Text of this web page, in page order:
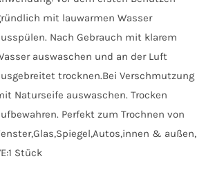
mit lauwarmen Wasser
Nach Gebrauch mit klarem
auswaschen und an der Luft
trocknen.Bei Verschmutzung
Naturseife auswaschen. Trocken
Perfekt zum Trochnen von
& außen,
Stück